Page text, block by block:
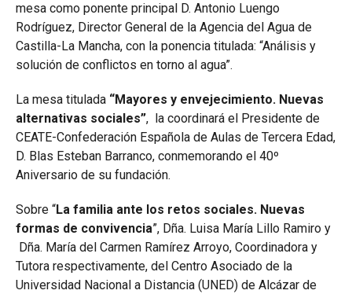
mesa como ponente principal D. Antonio Luengo
Rodríguez, Director General de la Agencia del Agua de
Castilla-La Mancha, con la ponencia titulada: “Análisis y
solución de conflictos en torno al agua”.
La mesa titulada “Mayores y envejecimiento. Nuevas
alternativas sociales”, la coordinará el Presidente de
CEATE-Confederación Española de Aulas de Tercera Edad,
D. Blas Esteban Barranco, conmemorando el 40º
Aniversario de su fundación.
Sobre “La familia ante los retos sociales. Nuevas
formas de convivencia”, Dña. Luisa María Lillo Ramiro y
Dña. María del Carmen Ramírez Arroyo, Coordinadora y
Tutora respectivamente, del Centro Asociado de la
Universidad Nacional a Distancia (UNED) de Alcázar de